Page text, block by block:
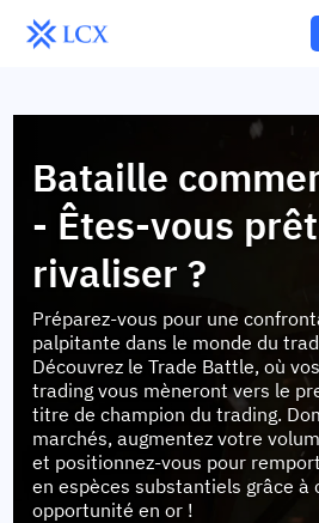
Bataille
- Êtes-vous
rivaliser ?
Préparez-vous pour une
palpitante dans le monde du
Découvrez le Trade Battle, où
trading vous mèneront vers le
titre de champion du trading.
marchés, augmentez votre
et positionnez-vous pour
en espèces substantiels grâce à
opportunité en or !